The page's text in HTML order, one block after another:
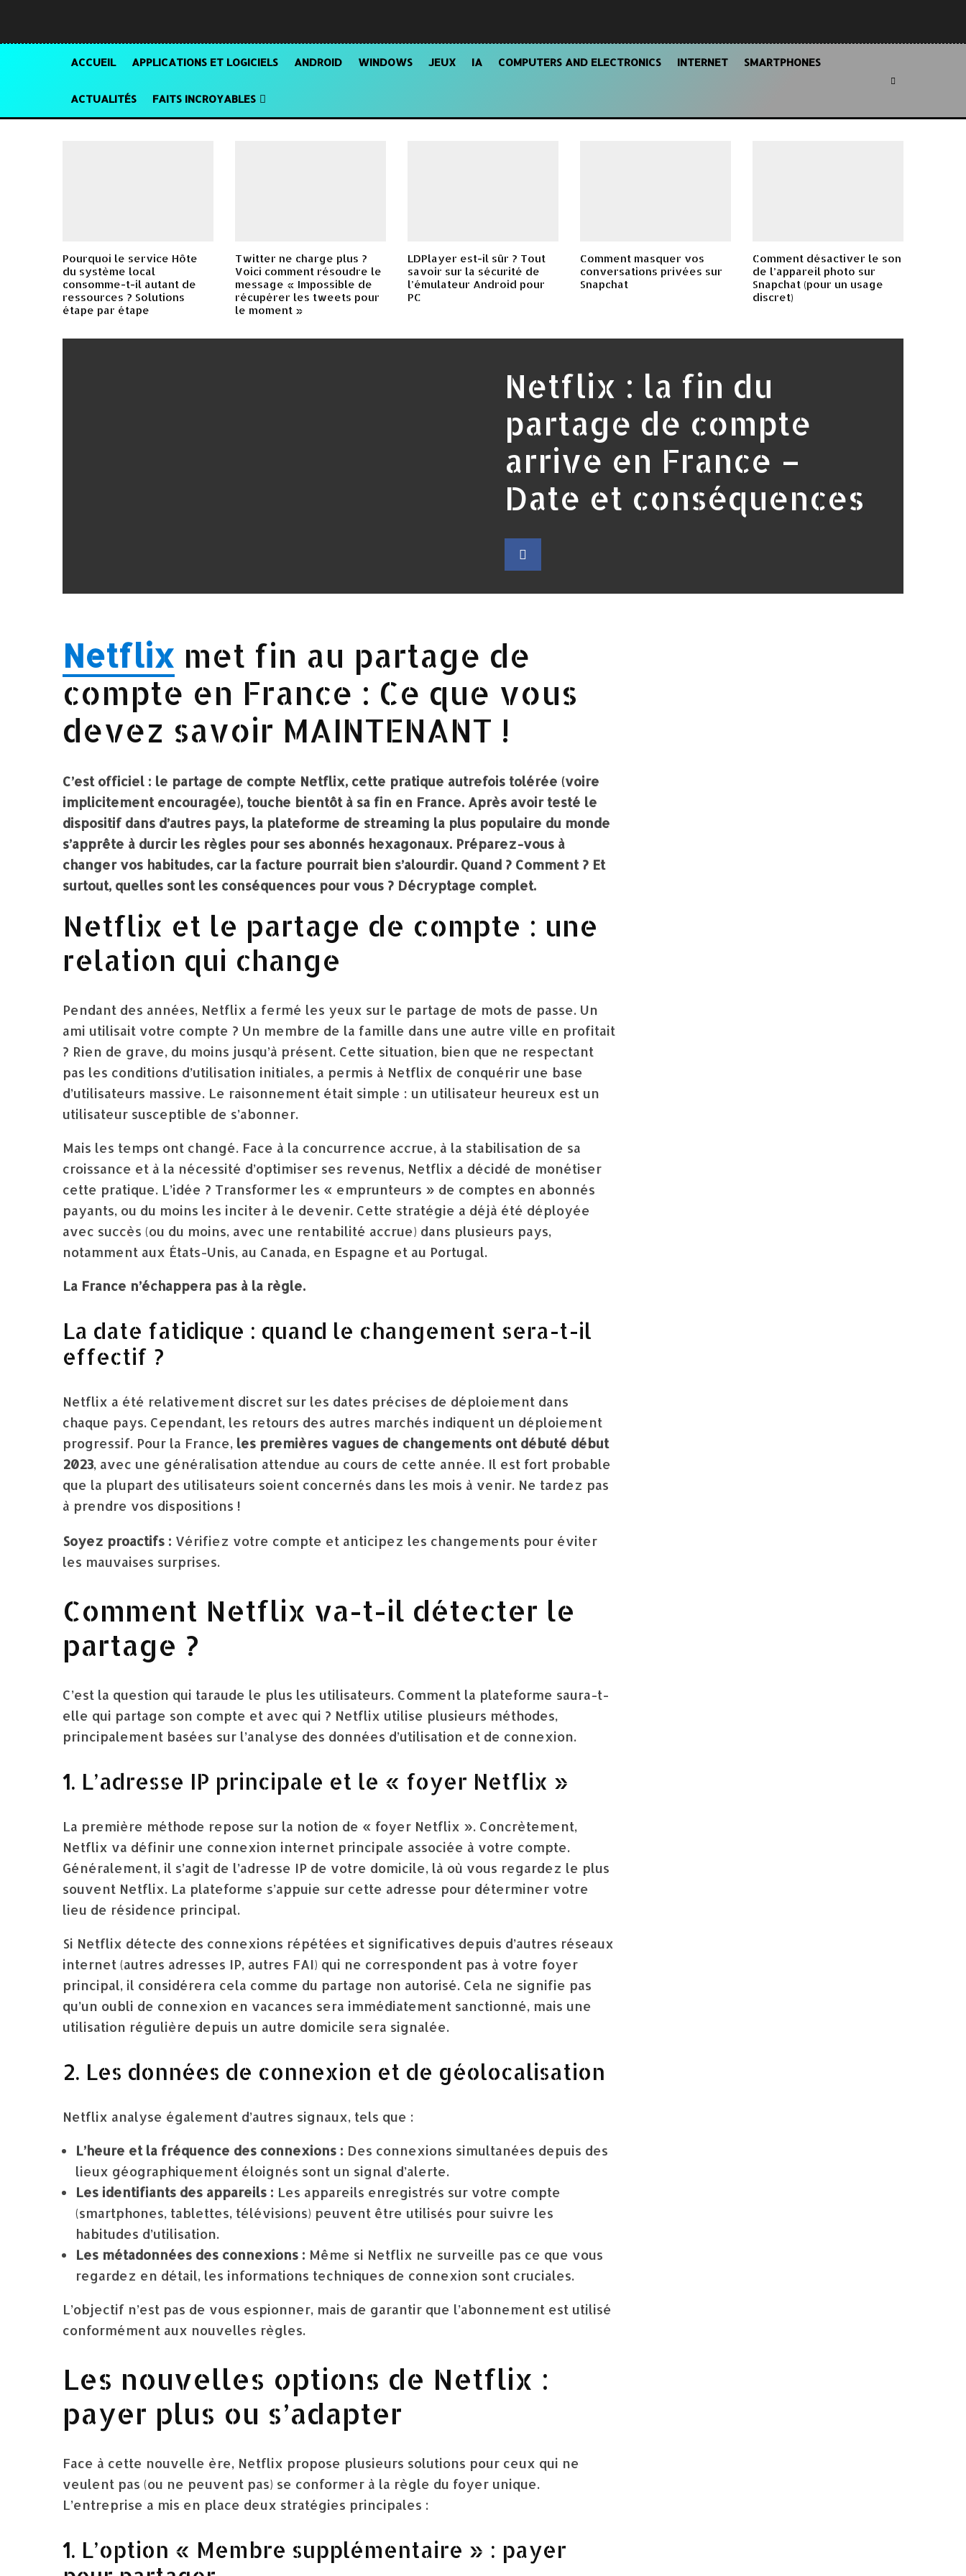
ACCUEIL APPLICATIONS ET LOGICIELS ANDROID WINDOWS JEUX IA COMPUTERS AND ELECTRONICS INTERNET SMARTPHONES
ACTUALITÉS FAITS INCROYABLES
Pourquoi le service Hôte
du système local
consomme-t-il autant de
ressources ? Solutions
étape par étape
Twitter ne charge plus ?
Voici comment résoudre le
message « Impossible de
récupérer les tweets pour
le moment »
LDPlayer est-il sûr ? Tout
savoir sur la sécurité de
l’émulateur Android pour
PC
Comment masquer vos
conversations privées sur
Snapchat
Comment désactiver le son
de l’appareil photo sur
Snapchat (pour un usage
discret)
Netflix : la fin du
partage de compte
arrive en France –
Date et conséquences
Netflix met fin au partage de
compte en France : Ce que vous
devez savoir MAINTENANT !
C’est officiel : le partage de compte Netflix, cette pratique autrefois tolérée (voire
implicitement encouragée), touche bientôt à sa fin en France. Après avoir testé le
dispositif dans d’autres pays, la plateforme de streaming la plus populaire du monde
s’apprête à durcir les règles pour ses abonnés hexagonaux. Préparez-vous à
changer vos habitudes, car la facture pourrait bien s’alourdir. Quand ? Comment ? Et
surtout, quelles sont les conséquences pour vous ? Décryptage complet.
Netflix et le partage de compte : une
relation qui change
Pendant des années, Netflix a fermé les yeux sur le partage de mots de passe. Un
ami utilisait votre compte ? Un membre de la famille dans une autre ville en profitait
? Rien de grave, du moins jusqu’à présent. Cette situation, bien que ne respectant
pas les conditions d’utilisation initiales, a permis à Netflix de conquérir une base
d’utilisateurs massive. Le raisonnement était simple : un utilisateur heureux est un
utilisateur susceptible de s’abonner.
Mais les temps ont changé. Face à la concurrence accrue, à la stabilisation de sa
croissance et à la nécessité d’optimiser ses revenus, Netflix a décidé de monétiser
cette pratique. L’idée ? Transformer les « emprunteurs » de comptes en abonnés
payants, ou du moins les inciter à le devenir. Cette stratégie a déjà été déployée
avec succès (ou du moins, avec une rentabilité accrue) dans plusieurs pays,
notamment aux États-Unis, au Canada, en Espagne et au Portugal.
La France n’échappera pas à la règle.
La date fatidique : quand le changement sera-t-il
effectif ?
Netflix a été relativement discret sur les dates précises de déploiement dans
chaque pays. Cependant, les retours des autres marchés indiquent un déploiement
progressif. Pour la France, les premières vagues de changements ont débuté début
2023, avec une généralisation attendue au cours de cette année. Il est fort probable
que la plupart des utilisateurs soient concernés dans les mois à venir. Ne tardez pas
à prendre vos dispositions !
Soyez proactifs : Vérifiez votre compte et anticipez les changements pour éviter
les mauvaises surprises.
Comment Netflix va-t-il détecter le
partage ?
C’est la question qui taraude le plus les utilisateurs. Comment la plateforme saura-t-
elle qui partage son compte et avec qui ? Netflix utilise plusieurs méthodes,
principalement basées sur l’analyse des données d’utilisation et de connexion.
1. L’adresse IP principale et le « foyer Netflix »
La première méthode repose sur la notion de « foyer Netflix ». Concrètement,
Netflix va définir une connexion internet principale associée à votre compte.
Généralement, il s’agit de l’adresse IP de votre domicile, là où vous regardez le plus
souvent Netflix. La plateforme s’appuie sur cette adresse pour déterminer votre
lieu de résidence principal.
Si Netflix détecte des connexions répétées et significatives depuis d’autres réseaux
internet (autres adresses IP, autres FAI) qui ne correspondent pas à votre foyer
principal, il considérera cela comme du partage non autorisé. Cela ne signifie pas
qu’un oubli de connexion en vacances sera immédiatement sanctionné, mais une
utilisation régulière depuis un autre domicile sera signalée.
2. Les données de connexion et de géolocalisation
Netflix analyse également d’autres signaux, tels que :
L’heure et la fréquence des connexions : Des connexions simultanées depuis des
lieux géographiquement éloignés sont un signal d’alerte.
Les identifiants des appareils : Les appareils enregistrés sur votre compte
(smartphones, tablettes, télévisions) peuvent être utilisés pour suivre les
habitudes d’utilisation.
Les métadonnées des connexions : Même si Netflix ne surveille pas ce que vous
regardez en détail, les informations techniques de connexion sont cruciales.
L’objectif n’est pas de vous espionner, mais de garantir que l’abonnement est utilisé
conformément aux nouvelles règles.
Les nouvelles options de Netflix :
payer plus ou s’adapter
Face à cette nouvelle ère, Netflix propose plusieurs solutions pour ceux qui ne
veulent pas (ou ne peuvent pas) se conformer à la règle du foyer unique.
L’entreprise a mis en place deux stratégies principales :
1. L’option « Membre supplémentaire » : payer